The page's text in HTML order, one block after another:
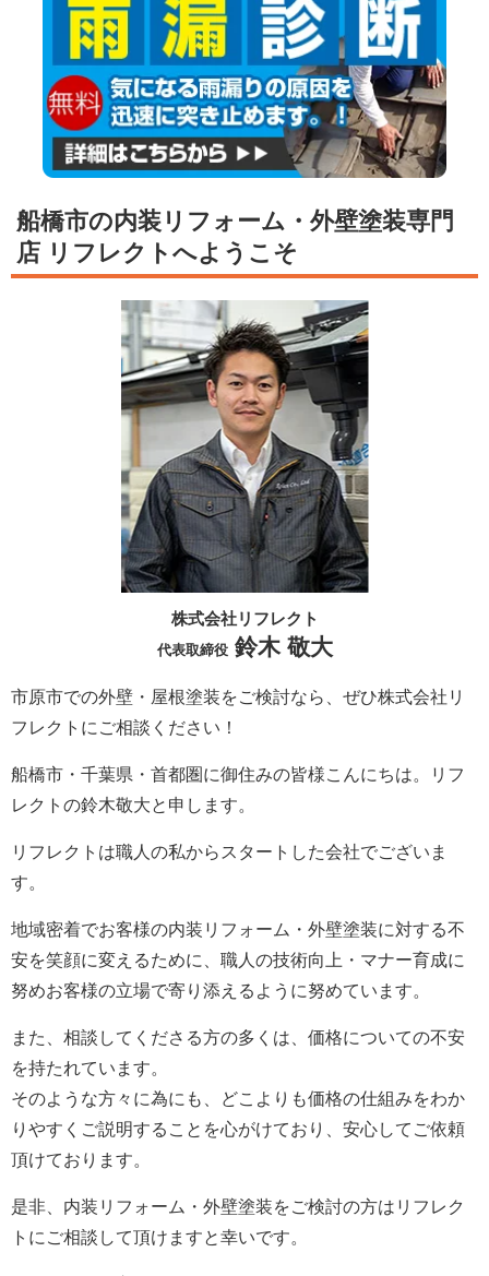
船橋市の内装リフォーム・外壁塗装専門
店 リフレクトへようこそ
株式会社リフレクト
代表取締役鈴木 敬大
市原市での外壁・屋根塗装をご検討なら、ぜひ株式会社リ
フレクトにご相談ください！
船橋市・千葉県・首都圏に御住みの皆様こんにちは。
リフ
レクト の鈴木敬大と申します。
リフレクト は職人の私からスタートした会社でございま
す。
地域密着でお客様の内装リフォーム・外壁塗装に対する不
安を笑顔に変えるために、職人の技術向上・マナー育成に
努めお客様の立場で寄り添えるように努めています。
また、相談してくださる方の多くは、価格についての不安
を持たれています。
そのような方々に為にも、どこよりも価格の仕組みをわか
りやすくご説明することを心がけており、安心してご依頼
頂けております。
是非、内装リフォーム・外壁塗装をご検討の方は リフレク
ト にご相談して頂けますと幸いです。